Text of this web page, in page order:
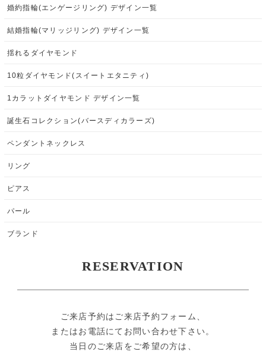
婚約指輪(エンゲージリング) デザイン一覧
結婚指輪(マリッジリング) デザイン一覧
揺れるダイヤモンド
10粒ダイヤモンド(スイートエタニティ)
1カラットダイヤモンド デザイン一覧
誕生石コレクション(バースディカラーズ)
ペンダントネックレス
リング
ピアス
パール
ブランド
RESERVATION
ご来店予約はご来店予約フォーム、
またはお電話にてお問い合わせ下さい。
当日のご来店をご希望の方は、